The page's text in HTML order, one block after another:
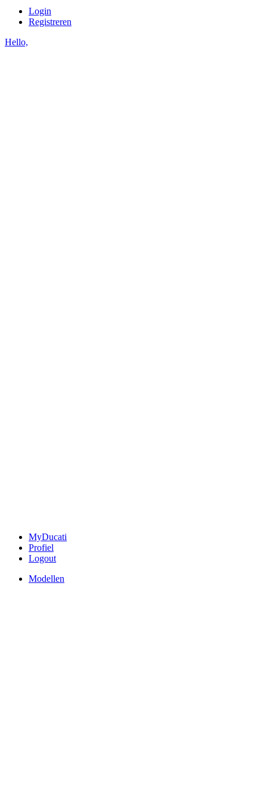
Login
Registreren
Hello,
MyDucati
Profiel
Logout
Modellen